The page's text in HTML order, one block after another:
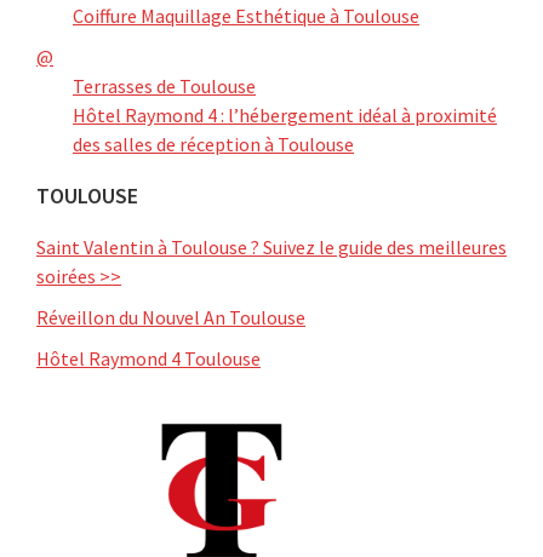
Coiffure Maquillage Esthétique à Toulouse
@
Terrasses de Toulouse
Hôtel Raymond 4 : l’hébergement idéal à proximité
des salles de réception à Toulouse
TOULOUSE
Saint Valentin à Toulouse ? Suivez le guide des meilleures
soirées >>
Réveillon du Nouvel An Toulouse
Hôtel Raymond 4 Toulouse